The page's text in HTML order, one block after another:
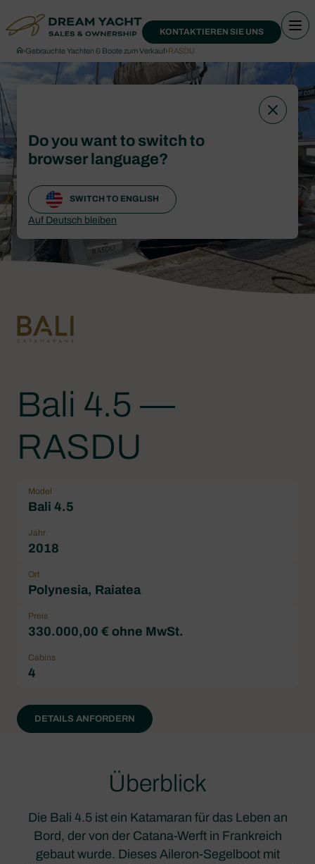
KONTAKTIEREN SIE UNS
›Gebrauchte Yachten & Boote zum Verkauf›RASDU
Bali 4.5 —
RASDU
Model
Bali 4.5
Jahr
2018
Ort
Polynesia, Raiatea
Preis
330.000,00 € ohne MwSt.
Cabins
4
DETAILS ANFORDERN
Überblick
Die Bali 4.5 ist ein Katamaran für das Leben an
Bord, der von der Catana-Werft in Frankreich
gebaut wurde. Dieses Aileron-Segelboot mit
Do you want to switch to
browser language?
SWITCH TO ENGLISH
Auf Deutsch bleiben